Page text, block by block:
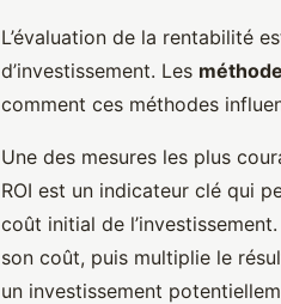
L’évaluation de la rentabilité
d’investissement. Les
comment ces méthodes
Une des mesures les plus
ROI est un indicateur clé qui
coût initial de
son coût, puis multiplie le
un investissement